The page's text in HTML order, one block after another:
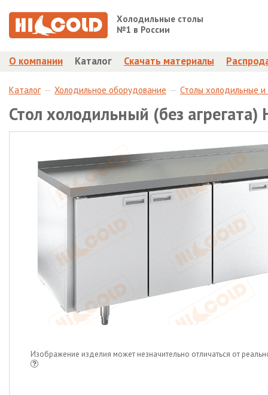
Холодильные столы
№1 в России
О компании Каталог Скачать материалы
Каталог Холодильное оборудование Столы холодильные
Стол холодильный (без агрегата)
Изображение изделия может незначительно отличаться от